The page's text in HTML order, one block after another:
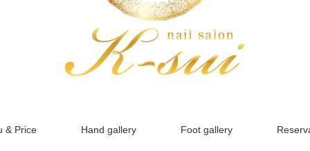
& Price Hand gallery Foot gallery